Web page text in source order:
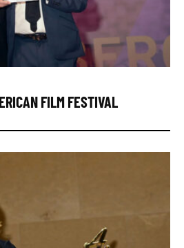
FILM FESTIVAL